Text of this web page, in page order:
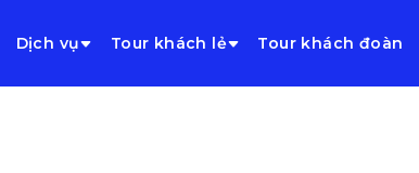
Dịch vụ Tour khách lẻ Tour khách đoàn